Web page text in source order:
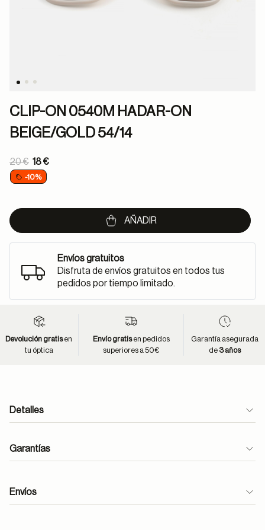
CLIP-ON 0540M HADAR-ON
BEIGE/GOLD 54/14
Price reduced from
20 €
to
18 €
-10%
AÑADIR
Envíos gratuitos
Disfruta de envíos gratuitos en todos tus
pedidos por tiempo limitado.
Devolución gratisen
tu óptica
Envío gratisen pedidos
superiores a 50€
Garantía asegurada
de 3 años
Detalles
Garantías
Envíos